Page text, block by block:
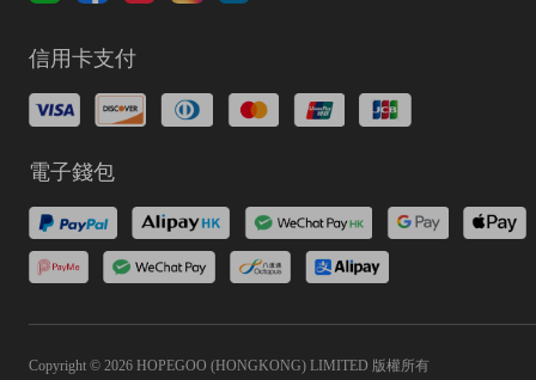
信用卡支付
電子錢包
Copyright © 2026 HOPEGOO (HONGKONG) LIMITED 版權所有